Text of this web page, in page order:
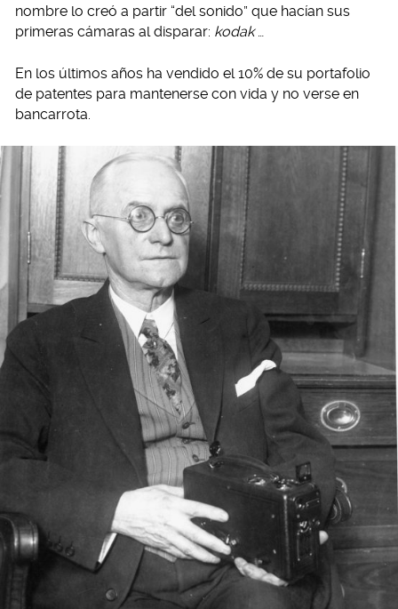
nombre lo creó a partir “del sonido” que hacían sus
primeras cámaras al disparar: kodak …
En los últimos años ha vendido el 10% de su portafolio
de patentes para mantenerse con vida y no verse en
bancarrota.